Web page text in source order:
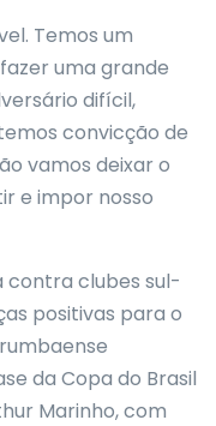
Temos um
uma grande
difícil,
convicção de
vamos deixar o
e impor nosso
contra clubes sul-
positivas para o
da Copa do Brasil
Marinho, com